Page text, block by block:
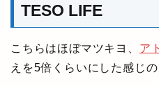
TESO LIFE
こちらはほぼマツキヨ、 ア
えを5倍くらいにした感じ